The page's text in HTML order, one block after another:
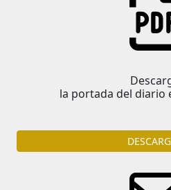
la portada del diario